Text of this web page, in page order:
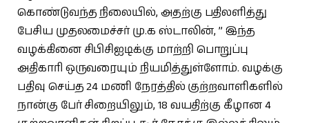
கொண்டுவந்த நிலையில், அதற்கு பதிலளித்து
பேசிய முதலமைச்சர் மு.க ஸ்டாலின், ” இந்த
வழக்கினை சிபிசிஐடிக்கு மாற்றி பொறுப்பு
அதிகாரி ஒருவரையும் நியமித்துள்ளோம். வழக்கு
பதிவு செய்த 24 மணி நேரத்தில் குற்றவாளிகளில்
நான்கு பேர் சிறையிலும், 18 வயதிற்கு கீழான 4